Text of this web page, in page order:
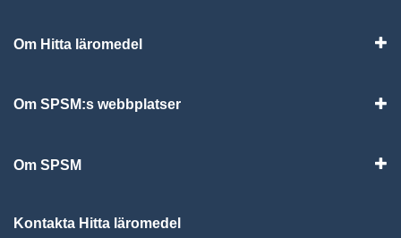
Om Hitta läromedel
Om SPSM:s webbplatser
Om SPSM
Kontakta Hitta läromedel